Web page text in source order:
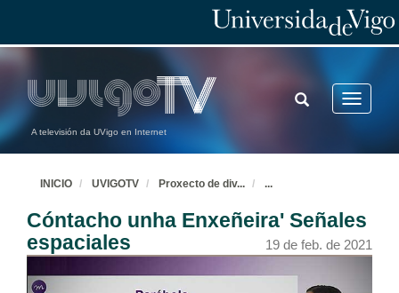
A televisión da UVigo en Internet
Toggle
TOGGLE
SEARCH
INICIO UVIGOTV Proxecto de div... ...
Cóntacho unha Enxeñeira' Señales
espaciales
19 de feb. de 2021